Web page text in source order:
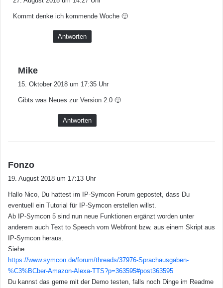
t
:
Kommt denke ich kommende Woche 🙂
Antworten
Mike
t
15. Oktober 2018 um 17:35 Uhr
Gibts was Neues zur Version 2.0 🙂
Antworten
Fonzo
t
:
19. August 2018 um 17:13 Uhr
Hallo Nico, Du hattest im IP-Symcon Forum gepostet, dass Du
eventuell ein Tutorial für IP-Symcon erstellen willst.
Ab IP-Symcon 5 sind nun neue Funktionen ergänzt worden unter
anderem auch Text to Speech vom Webfront bzw. aus einem Skript aus
IP-Symcon heraus.
Siehe
https://www.symcon.de/forum/threads/37976-Sprachausgaben-
%C3%BCber-Amazon-Alexa-TTS?p=363595#post363595
Du kannst das gerne mit der Demo testen, falls noch Dinge im Readme